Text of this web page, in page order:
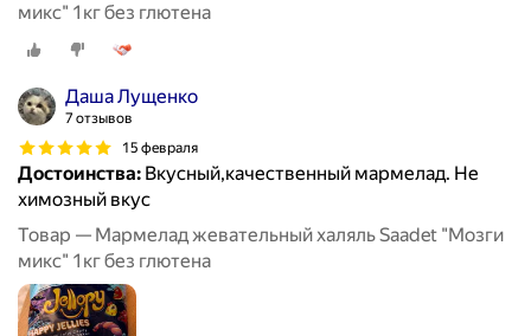
микс" 1кг без глютена
Даша Лущенко
7 отзывов
15 февраля
Достоинства: Вкусный,качественный мармелад. Не
химозный вкус
Товар — Мармелад жевательный халяль Saadet "Мозги
микс" 1кг без глютена